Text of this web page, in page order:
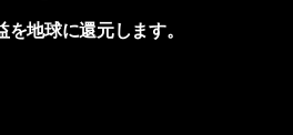
地球に還元します。